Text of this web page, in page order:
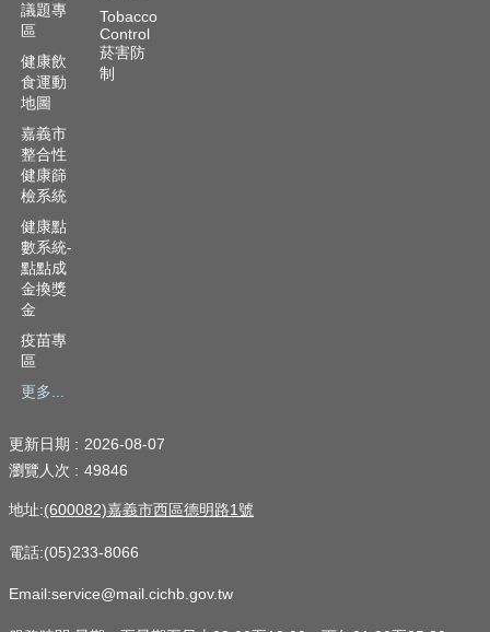
議題專
區
健康飲
食運動
地圖
嘉義市
整合性
健康篩
檢系統
健康點
數系統-
點點成
金換獎
金
疫苗專
區
更多...
Tobacco
Control
菸害防
制
更新日期
2026-08-07
瀏覽人次
49846
地址:(600082)嘉義市西區德明路1號
電話:(05)233-8066
Email:service@mail.cichb.gov.tw